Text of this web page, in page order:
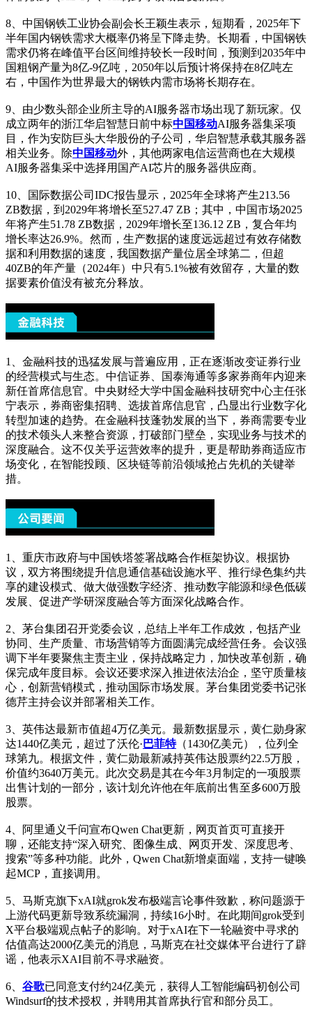
8、中国钢铁工业协会副会长王颖生表示，短期看，2025年下
半年国内钢铁需求大概率仍将呈下降走势。长期看，中国钢铁
需求仍将在峰值平台区间维持较长一段时间，预测到2035年中
国粗钢产量为8亿-9亿吨，2050年以后预计将保持在8亿吨左
右，中国作为世界最大的钢铁内需市场将长期存在。
9、由少数头部企业所主导的AI服务器市场出现了新玩家。仅
成立两年的浙江华启智慧日前中标中国移动AI服务器集采项
目，作为安防巨头大华股份的子公司，华启智慧承载其服务器
相关业务。除中国移动外，其他两家电信运营商也在大规模
AI服务器集采中选择用国产AI芯片的服务器供应商。
10、国际数据公司IDC报告显示，2025年全球将产生213.56
ZB数据，到2029年将增长至527.47 ZB；其中，中国市场2025
年将产生51.78 ZB数据，2029年增长至136.12 ZB，复合年均
增长率达26.9%。然而，生产数据的速度远远超过有效存储数
据和利用数据的速度，我国数据产量位居全球第二，但超
40ZB的年产量（2024年）中只有5.1%被有效留存，大量的数
据要素价值没有被充分释放。
1、金融科技的迅猛发展与普遍应用，正在逐渐改变证券行业
的经营模式与生态。中信证券、国泰海通等多家券商年内迎来
新任首席信息官。中央财经大学中国金融科技研究中心主任张
宁表示，券商密集招聘、选拔首席信息官，凸显出行业数字化
转型加速的趋势。在金融科技蓬勃发展的当下，券商需要专业
的技术领头人来整合资源，打破部门壁垒，实现业务与技术的
深度融合。这不仅关乎运营效率的提升，更是帮助券商适应市
场变化，在智能投顾、区块链等前沿领域抢占先机的关键举
措。
1、重庆市政府与中国铁塔签署战略合作框架协议。根据协
议，双方将围绕提升信息通信基础设施水平、推行绿色集约共
享的建设模式、做大做强数字经济、推动数字能源和绿色低碳
发展、促进产学研深度融合等方面深化战略合作。
2、茅台集团召开党委会议，总结上半年工作成效，包括产业
协同、生产质量、市场营销等方面圆满完成经营任务。会议强
调下半年要聚焦主责主业，保持战略定力，加快改革创新，确
保完成年度目标。会议还要求深入推进依法治企，坚守质量核
心，创新营销模式，推动国际市场发展。茅台集团党委书记张
德芹主持会议并部署相关工作。
3、英伟达最新市值超4万亿美元。最新数据显示，黄仁勋身家
达1440亿美元，超过了沃伦· 巴菲特（1430亿美元），位列全
球第九。根据文件，黄仁勋最新减持英伟达股票约22.5万股，
价值约3640万美元。此次交易是其在今年3月制定的一项股票
出售计划的一部分，该计划允许他在年底前出售至多600万股
股票。
4、阿里通义千问宣布Qwen Chat更新，网页首页可直接开
聊，还能支持“深入研究、图像生成、网页开发、深度思考、
搜索”等多种功能。此外，Qwen Chat新增桌面端，支持一键唤
起MCP，直接调用。
5、马斯克旗下xAI就grok发布极端言论事件致歉，称问题源于
上游代码更新导致系统漏洞，持续16小时。在此期间grok受到
X平台极端观点帖子的影响。对于xAI在下一轮融资中寻求的
估值高达2000亿美元的消息，马斯克在社交媒体平台进行了辟
谣，他表示XAI目前不寻求融资。
6、 谷歌已同意支付约24亿美元，获得人工智能编码初创公司
Windsurf的技术授权，并聘用其首席执行官和部分员工。